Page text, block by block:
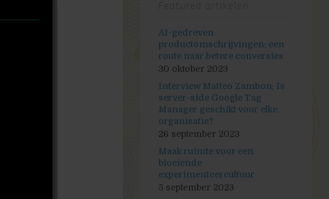
AI-gedreven
productomschrijvingen: een
route naar betere conversies
30 oktober 2023
Interview Matteo Zambon: Is
server-side Google Tag
Manager geschikt voor elke
organisatie?
26 september 2023
Maak ruimte voor een
bloeiende
experimenteercultuur
5 september 2023